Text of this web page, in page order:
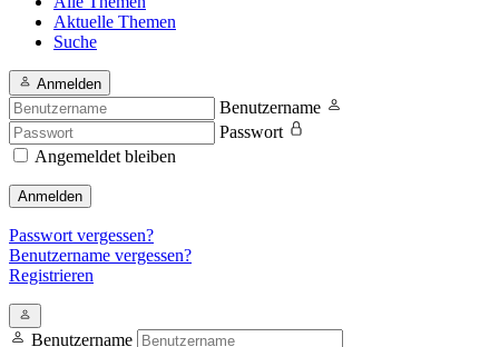
Aktuelle Themen
Suche
Anmelden
Benutzername
Passwort
Angemeldet bleiben
Anmelden
Passwort vergessen?
Benutzername vergessen?
Registrieren
Benutzername